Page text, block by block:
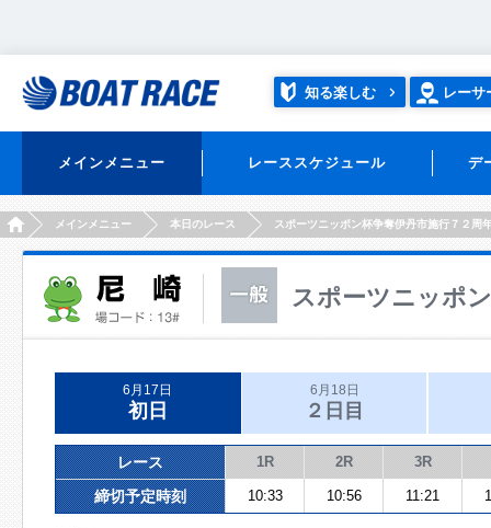
知る楽しむ レーサ
メインメニュー レーススケジュール デ
HOMEメインメニュー 本日のレース スポーツニッポン杯争奪伊丹市施行７２周
スポーツニッポ
6月17日
初日
6月18日
２日目
レース 1R 2R 3R
締切予定時刻 10:33 10:56 11:21